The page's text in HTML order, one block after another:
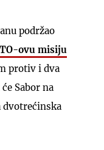
podržao
ovu misiju
protiv i dva
Sabor na
dvotrećinska